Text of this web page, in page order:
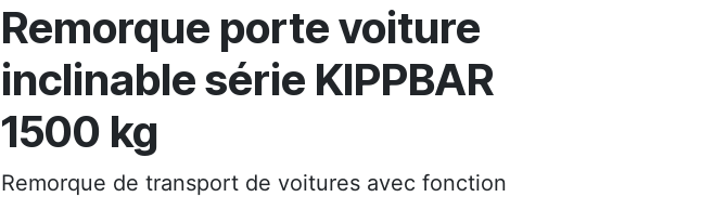
Remorque porte voiture
inclinable série KIPPBAR
1500 kg
Remorque de transport de voitures avec fonction